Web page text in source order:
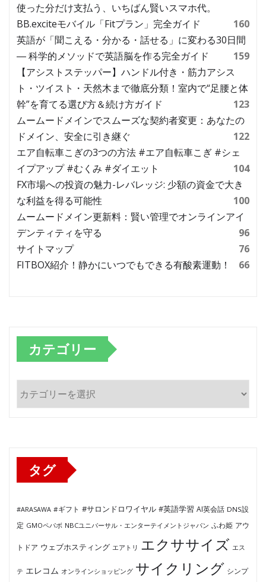
使った分だけ支払う、いちばん賢いスマホ代。
BB.exciteモバイル「Fitプラン」完全ガイド
160
英語が「聞こえる・分かる・話せる」に変わる30日間
― 科学的メソッドで英語脳を作る完全ガイド
159
【アシストステッパー】ハンドル付き・筋力アシス
ト・ツイスト・天然木まで徹底分類！室内で“足腰と体
幹”を育てる選び方＆続け方ガイド
123
ムームードメインでスムーズな契約者変更：あなたの
ドメイン、安全に引き継ぐ
122
エア自転車こぎの3つの方法 #エア自転車こぎ #シェ
イプアップ #むくみ #ダイエット
104
FX市場への投資の魅力-レバレッジ: 少額の資金で大き
な利益を得る可能性
100
ムームードメイン更新料：賢い管理でオンラインアイ
デンティティを守る
96
サイトマップ
76
FITBOX紹介！静かにいつでもできる有酸素運動！
66
カテゴリー
テ
タグ
#ARASAWA #ギフト #サロンドロワイヤル #英語学習 AI英会話 DNS設
定 GMOペパボ NBCユニバーサル・エンターテイメントジャパン ふわ姫 アウ
トドア ウェブホスティング エアトリ エクササイズ エス
テ エレコム オンラインショッピング サイクリング シンプ